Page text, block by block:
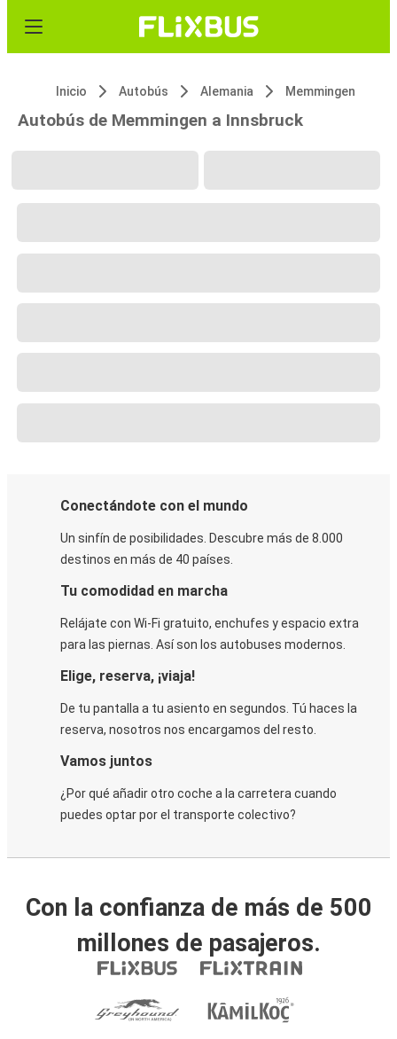
Inicio Autobús Alemania Memmingen
Autobús de Memmingen a Innsbruck
Conectándote con el mundo
Un sinfín de posibilidades. Descubre más de 8.000
destinos en más de 40 países.
Tu comodidad en marcha
Relájate con Wi-Fi gratuito, enchufes y espacio extra
para las piernas. Así son los autobuses modernos.
Elige, reserva, ¡viaja!
De tu pantalla a tu asiento en segundos. Tú haces la
reserva, nosotros nos encargamos del resto.
Vamos juntos
¿Por qué añadir otro coche a la carretera cuando
puedes optar por el transporte colectivo?
Con la confianza de más de 500
millones de pasajeros.